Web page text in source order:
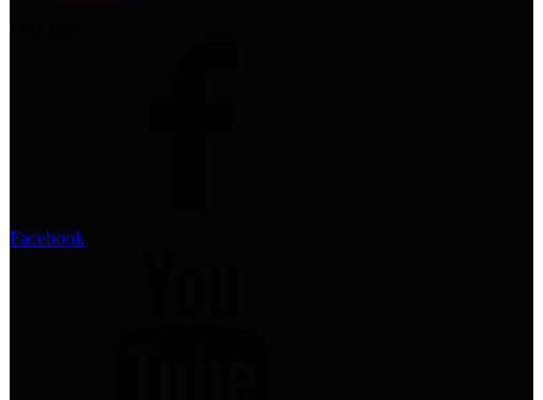
Facebook